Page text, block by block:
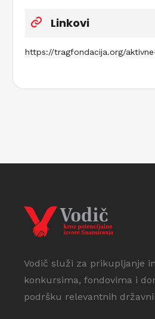
Linkovi
https://tragfondacija.org/
Vodič služi za prikupljanje
konkursima, fondovima i
podršku relevantnih